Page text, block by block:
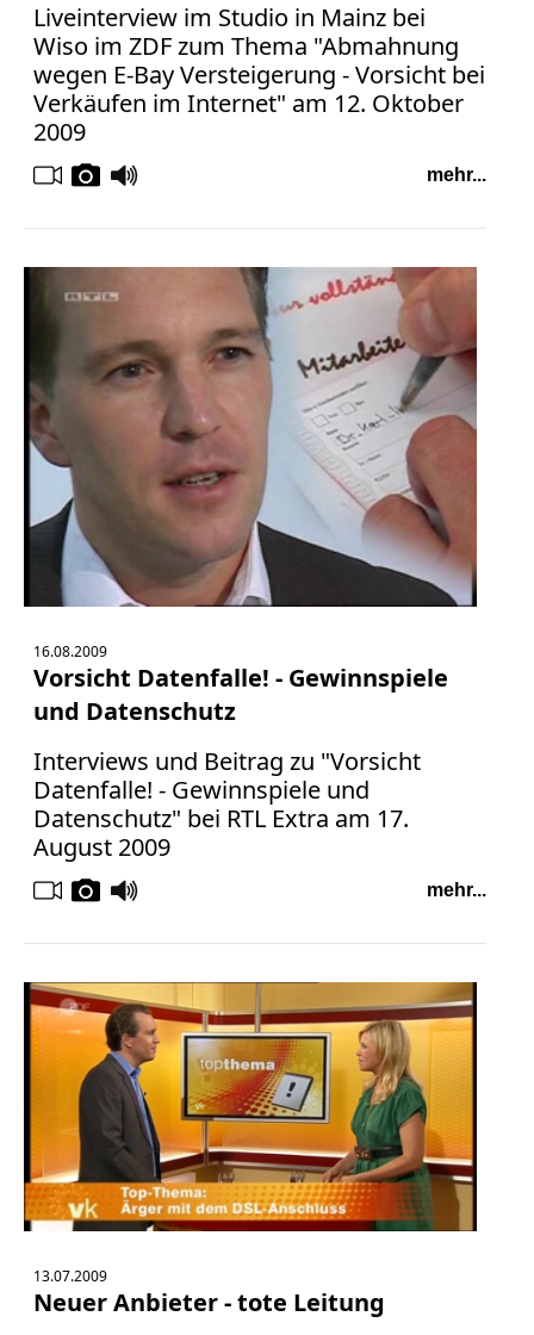
Liveinterview im Studio in Mainz bei
Wiso im ZDF zum Thema "Abmahnung
wegen E-Bay Versteigerung - Vorsicht bei
Verkäufen im Internet" am 12. Oktober
2009
mehr...
16.08.2009
Vorsicht Datenfalle! - Gewinnspiele
und Datenschutz
Interviews und Beitrag zu "Vorsicht
Datenfalle! - Gewinnspiele und
Datenschutz" bei RTL Extra am 17.
August 2009
mehr...
13.07.2009
Neuer Anbieter - tote Leitung